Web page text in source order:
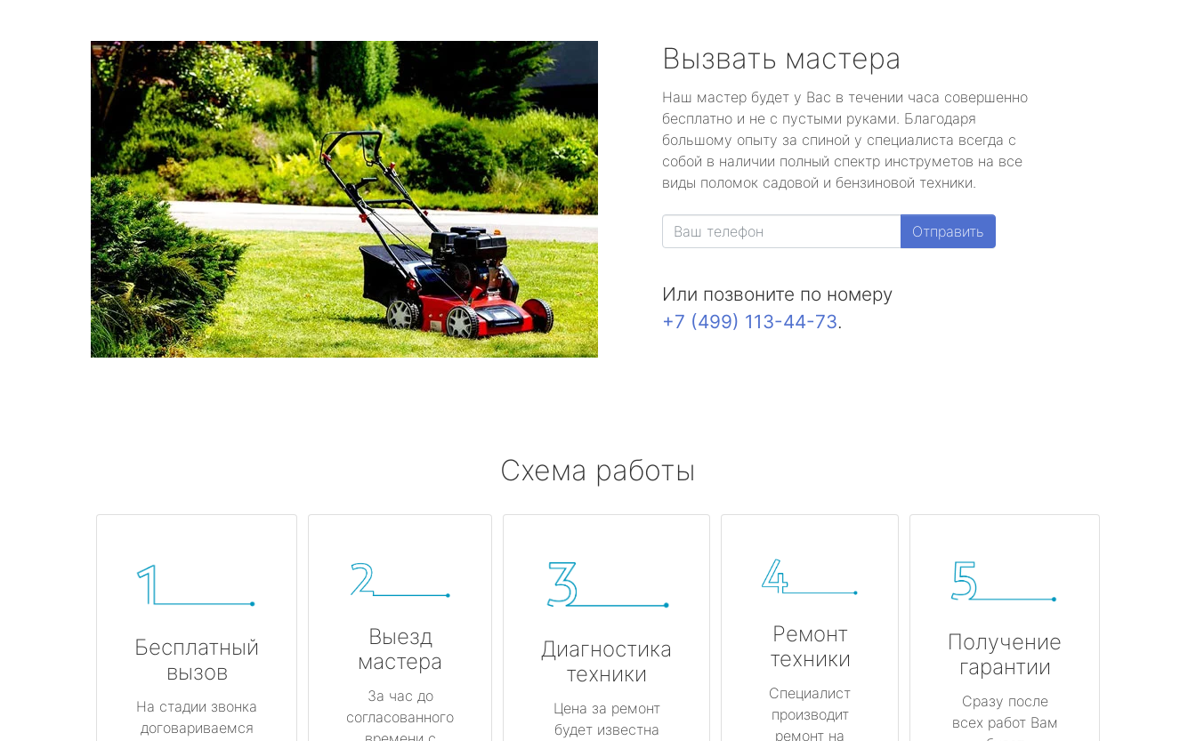
Вызвать мастера
Наш мастер будет у Вас в течении часа совершенно
бесплатно и не с пустыми руками. Благодаря
большому опыту за спиной у специалиста всегда с
собой в наличии полный спектр инструметов на все
виды поломок садовой и бензиновой техники.
Отправить
Или позвоните по номеру
+7 (499) 113-44-73.
Схема работы
Бесплатный
вызов
На стадии звонка
договариваемся
Выезд
мастера
За час до
согласованного
Диагностика
техники
Цена за ремонт
будет известна
Ремонт
техники
Специалист
производит
ремонт на
Получение
гарантии
Сразу после
всех работ Вам